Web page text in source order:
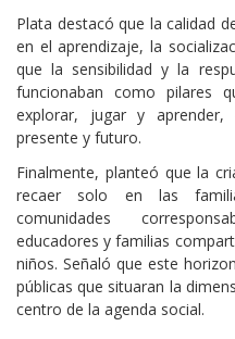
Plata destacó que la calidad
en el aprendizaje, la
que la sensibilidad y la
funcionaban como pilares
explorar, jugar y aprender,
presente y futuro.
Finalmente, planteó que la
recaer solo en las
comunidades
educadores y familias
niños. Señaló que este
públicas que situaran la
centro de la agenda social.